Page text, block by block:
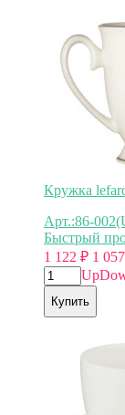
Кружка
Арт.:86-
Быстрый
1 122 ₽ 1 057
Up
Купить